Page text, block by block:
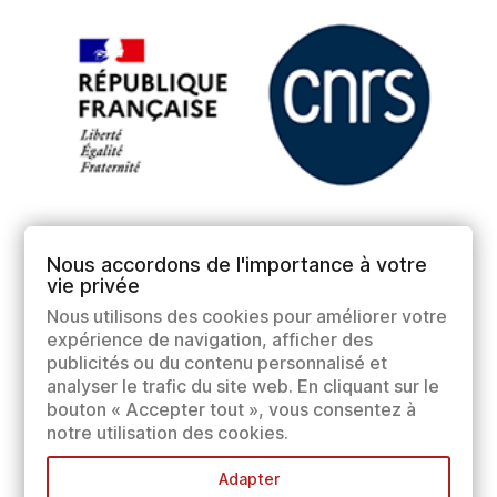
Nous accordons de l'importance à votre
vie privée
Nous utilisons des cookies pour améliorer votre
expérience de navigation, afficher des
publicités ou du contenu personnalisé et
analyser le trafic du site web. En cliquant sur le
bouton « Accepter tout », vous consentez à
notre utilisation des cookies.
Adapter